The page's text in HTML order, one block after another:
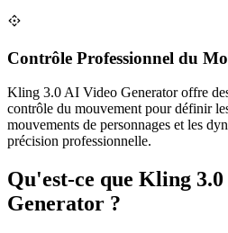
Contrôle Professionnel du
Kling 3.0 AI Video Generator offre
contrôle du mouvement pour définir
mouvements de personnages et les
précision professionnelle.
Qu'est-ce que Kling
Generator ?